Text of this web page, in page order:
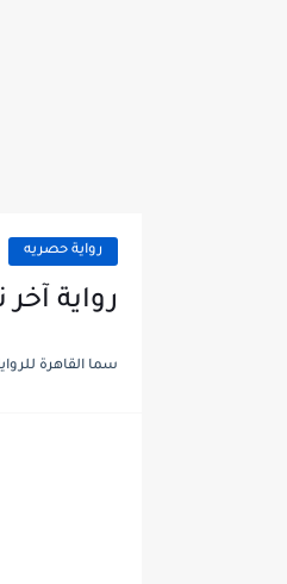
رواية حصريه
رواية آخر
سما القاهرة